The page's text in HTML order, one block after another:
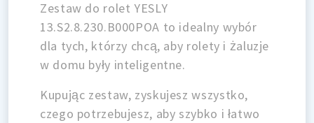
Zestaw do rolet YESLY
13.S2.8.230.B000POA to idealny wybór
dla tych, którzy chcą, aby rolety i żaluzje
w domu były inteligentne.
Kupując zestaw, zyskujesz wszystko,
czego potrzebujesz, aby szybko i łatwo